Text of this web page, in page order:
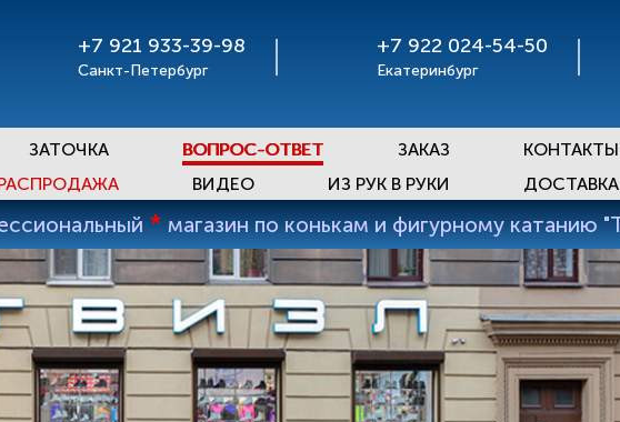
+7 921 933-39-98
Санкт-Петербург
+7 922 024-54-50
Екатеринбург
ЗАТОЧКА ВОПРОС-ОТВЕТ ЗАКАЗ
КОНТАКТЫ
ВИДЕО ИЗ РУК В РУКИ ДОСТАВКА
* магазин по конькам и фигурному катанию